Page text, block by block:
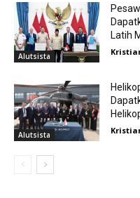
Alutsista
Latih
Alutsista